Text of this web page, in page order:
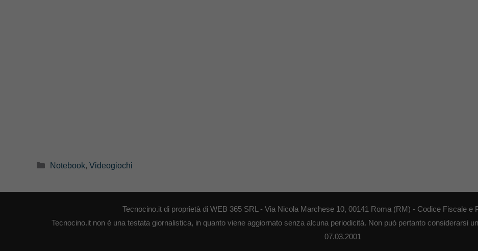
Categorie
Notebook, Videogiochi
Tecnocino.it di proprietà di WEB 365 SRL - Via Nicola Marchese 10, 00141 Roma (RM) - Codice Fiscale e
Tecnocino.it non è una testata giornalistica, in quanto viene aggiornato senza alcuna periodicità. Non può pertanto considerarsi
07.03.2001